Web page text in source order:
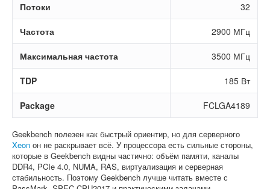
Потоки 32
Частота 2900 МГц
Максимальная частота 3500 МГц
TDP 185 Вт
Package FCLGA4189
Geekbench полезен как быстрый ориентир, но для серверного
Xeon он не раскрывает всё. У процессора есть сильные стороны,
которые в Geekbench видны частично: объём памяти, каналы
DDR4, PCIe 4.0, NUMA, RAS, виртуализация и серверная
стабильность. Поэтому Geekbench лучше читать вместе с